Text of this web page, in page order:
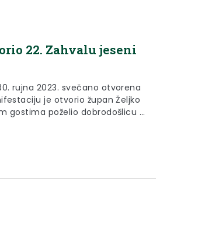
22. Zahvalu jeseni
rujna 2023. svečano otvorena
je otvorio župan Željko
gostima poželio dobrodošlicu u
europskom programu